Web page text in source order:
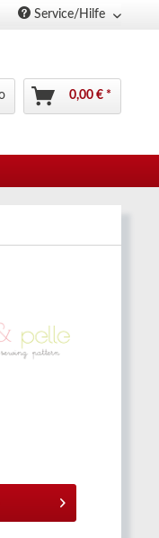
Service/Hilfe
0,00 € *